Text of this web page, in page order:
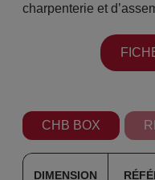
charpenterie et
CHB BOX
DIMENSION